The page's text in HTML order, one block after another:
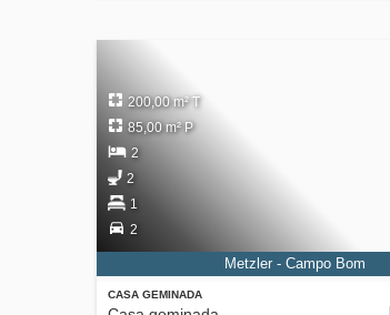
CASA GEMINADA
200,00 m² T
85,00 m² P
2
2
1
2
Metzler - Campo Bom